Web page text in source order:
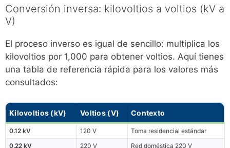
Conversión inversa: kilovoltios a voltios (kV a
V)
El proceso inverso es igual de sencillo: multiplica los
kilovoltios por 1,000 para obtener voltios. Aquí tienes
una tabla de referencia rápida para los valores más
consultados:
Kilovoltios (kV) Voltios (V) Contexto
0.12 kV 120 V
Toma residencial estándar
0.22 kV
220 V
Red doméstica 220 V